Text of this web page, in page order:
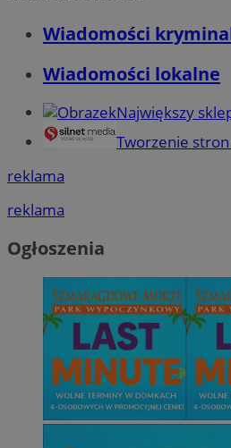
Wiadomości
Wiadomości lokalne
Największy
Tworzenie
reklama
reklama
Ogłoszenia